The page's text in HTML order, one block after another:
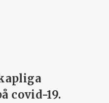
covid-19.